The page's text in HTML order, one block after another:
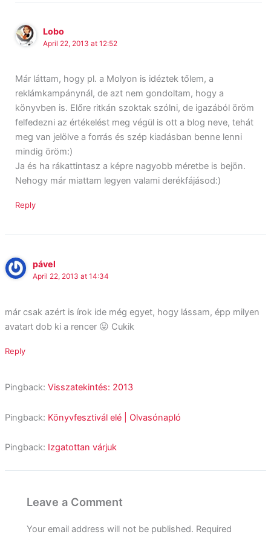
Lobo
April 22, 2013 at 12:52
Már láttam, hogy pl. a Molyon is idéztek tőlem, a
reklámkampánynál, de azt nem gondoltam, hogy a
könyvben is. Előre ritkán szoktak szólni, de igazából öröm
felfedezni az értékelést meg végül is ott a blog neve, tehát
meg van jelölve a forrás és szép kiadásban benne lenni
mindig öröm:)
Ja és ha rákattintasz a képre nagyobb méretbe is bejön.
Nehogy már miattam legyen valami derékfájásod:)
Reply
pável
April 22, 2013 at 14:34
már csak azért is írok ide még egyet, hogy lássam, épp milyen
avatart dob ki a rencer 😛 Cukik
Reply
Pingback: Visszatekintés: 2013
Pingback: Könyvfesztivál elé | Olvasónapló
Pingback: Izgatottan várjuk
Leave a Comment
Your email address will not be published. Required